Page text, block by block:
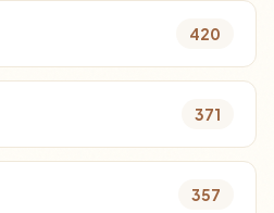
420
371
357